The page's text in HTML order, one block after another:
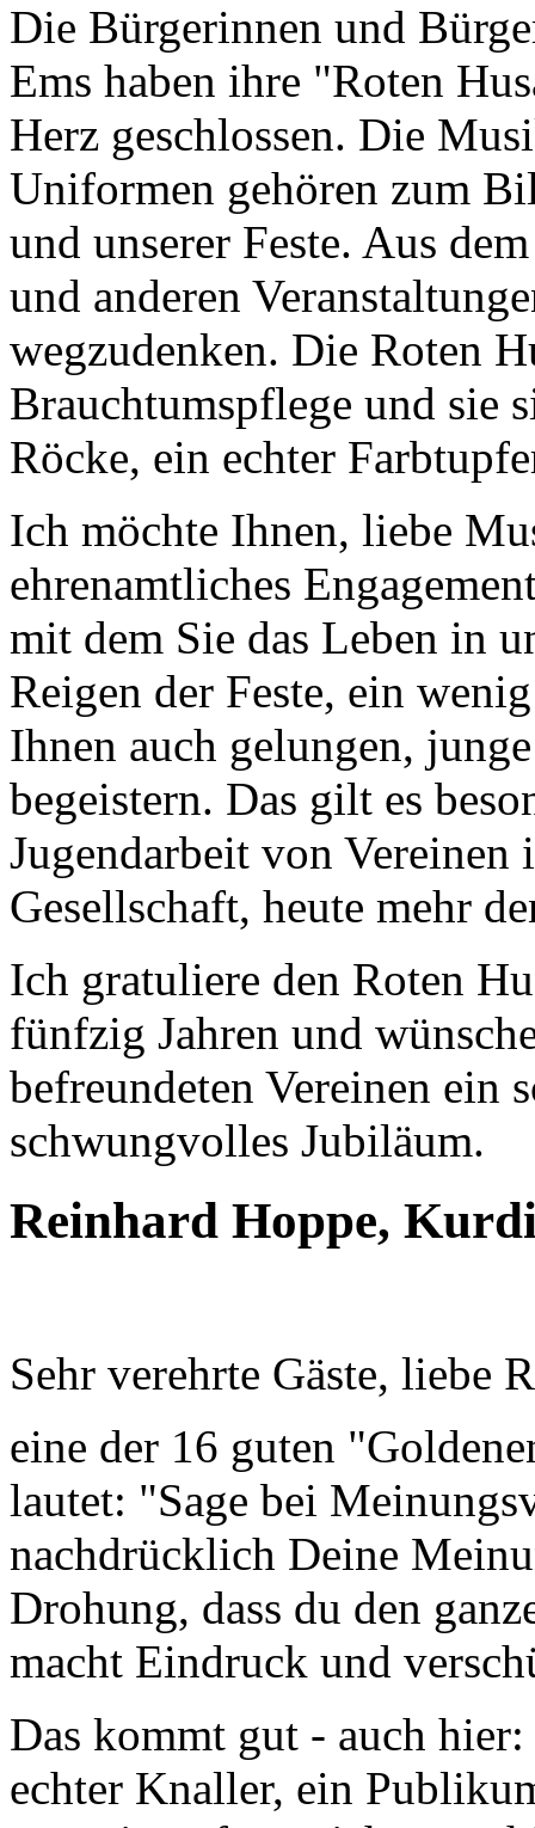
Die Bürgerinnen und
Ems haben ihre "Roten
Herz geschlossen. Die
Uniformen gehören zum
und unserer Feste. Aus
und anderen
wegzudenken. Die Roten
Brauchtumspflege und sie
Röcke, ein echter
Ich möchte Ihnen, liebe
ehrenamtliches
mit dem Sie das Leben in
Reigen der Feste, ein
Ihnen auch gelungen,
begeistern. Das gilt es
Jugendarbeit von Vereinen
Gesellschaft, heute mehr
Ich gratuliere den Roten
fünfzig Jahren und
befreundeten Vereinen ein
schwungvolles Jubiläum.
Reinhard Hoppe,
Sehr verehrte Gäste, liebe
eine der 16 guten
lautet: "Sage bei
nachdrücklich Deine
Drohung, dass du den
macht Eindruck und
Das kommt gut - auch
echter Knaller, ein